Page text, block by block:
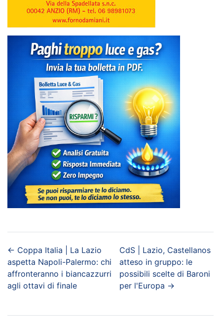
← Coppa Italia | La Lazio
aspetta Napoli-Palermo: chi
affronteranno i biancazzurri
agli ottavi di finale
CdS | Lazio, Castellanos
atteso in gruppo: le
possibili scelte di Baroni
per l'Europa →